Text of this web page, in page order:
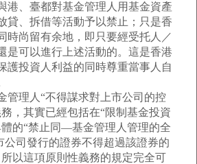
港、臺都對基金管理人用基金資產
貸、拆借等活動予以禁止；只是香
時尚留有余地，即只要經受托人／
是可以進行上述活動的。這是香港
護投資人利益的同時尊重當事人自
理人“不得謀求對上市公司的控
，其實已經包括在“限制基金投資
體的“禁止同—基金管理人管理的全
公司發行的證券不得超過該證券的
以這項原則性義務的規定完全可